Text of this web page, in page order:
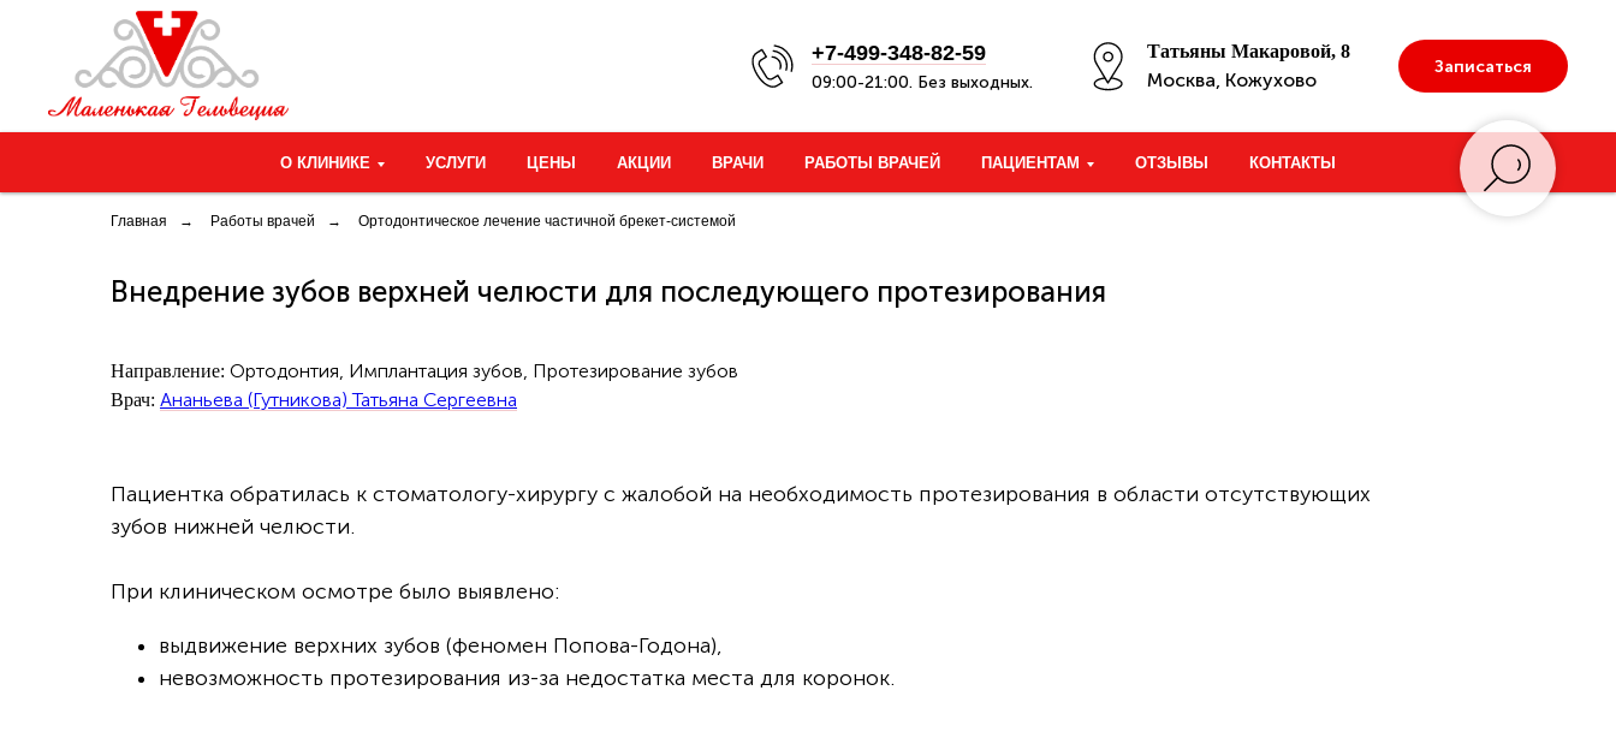
+7-499-348-82-59
09:00-21:00. Без выходных.
Татьяны Макаровой, 8
Москва, Кожухово
Записаться
О КЛИНИКЕ УСЛУГИ ЦЕНЫ АКЦИИ ВРАЧИ РАБОТЫ ВРАЧЕЙ ПАЦИЕНТАМ ОТЗЫВЫ КОНТАКТЫ
Главная → Работы врачей → Ортодонтическое лечение частичной брекет-системой
Внедрение зубов верхней челюсти для последующего протезирования
Направление: Ортодонтия, Имплантация зубов, Протезирование зубов
Врач: Ананьева (Гутникова) Татьяна Сергеевна
Пациентка обратилась к стоматологу-хирургу с жалобой на необходимость протезирования в области отсутствующих
зубов нижней челюсти.
При клиническом осмотре было выявлено:
выдвижение верхних зубов (феномен Попова-Годона),
невозможность протезирования из-за недостатка места для коронок.